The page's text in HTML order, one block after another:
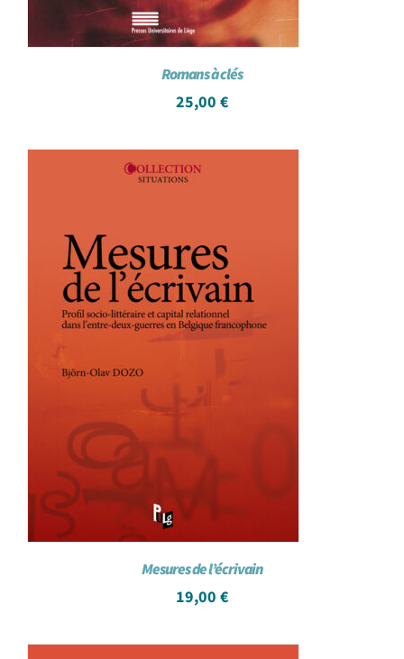
Romans à clés
25,00 €
Mesures de l’écrivain
19,00 €